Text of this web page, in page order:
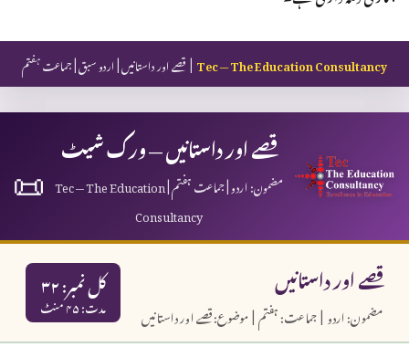
Tec — The Education Consultancy | قصے اور داستانیں | اردو سبق | جماعت ہفتم
قصے اور داستانیں — ورک شیٹ
مضمون: اردو | جماعت ہفتم | Tec — The Education
Consultancy
📜
قصے اور داستانیں
مضمون: اردو | جماعت: ہفتم | موضوع: قصے اور داستانیں
کل نمبر: ۳۲
مدت: ۴۵ منٹ